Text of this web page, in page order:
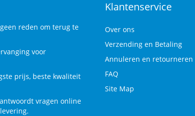
reden om terug te
voor
prijs, beste kwaliteit
vragen online
Klantenservice
Over ons
Verzending en Betaling
Annuleren en retourneren
FAQ
Site Map